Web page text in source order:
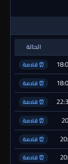
الحالة
⏰ قادمة
⏰ قادمة
⏰ قادمة
⏰ قادمة
⏰ قادمة
⏰ قادمة